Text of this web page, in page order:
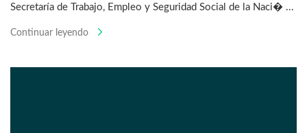
Secretaría de Trabajo, Empleo y Seguridad Social de la Naci� ...
Continuar leyendo